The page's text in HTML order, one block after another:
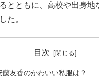
とともに、高校や出身地
た。
目次
藤友香のかわいい私服は？